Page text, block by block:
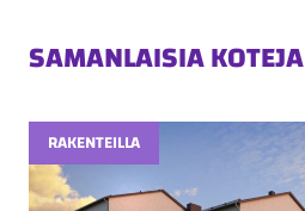
SAMANLAISIA KOTEJA
RAKENTEILLA